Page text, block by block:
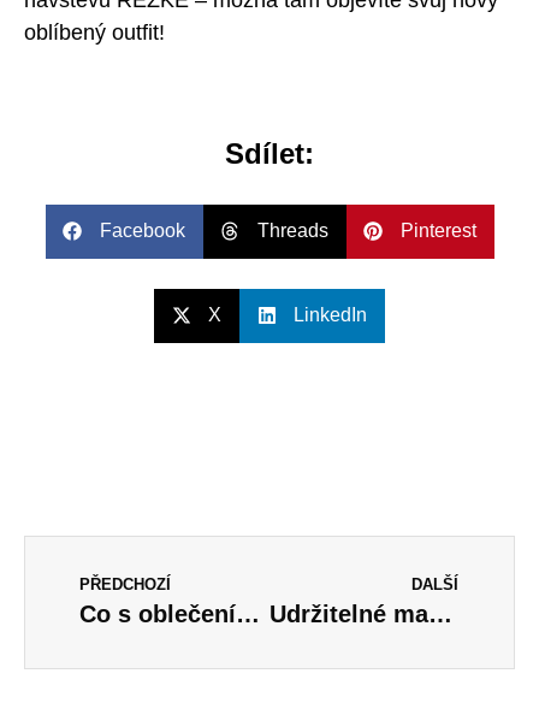
oblíbený outfit!
Sdílet:​
Facebook Threads Pinterest
X LinkedIn
PŘEDCHOZÍ
Co s oblečením, které už nenosíme?
DALŠÍ
Udržitelné materiály